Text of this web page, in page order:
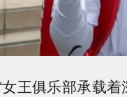
王俱乐部承载